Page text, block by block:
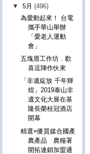
▼5月(496)
為愛動起來！ 台電
攜手華山舉辦
「愛老人運動
會」
五塊厝工作坊．歡
喜逗陣作伙來
「非遺綻放 千年輝
煌」2019泰山非
遺文化大展在基
隆長榮桂冠酒店
開幕
精選×優質媒合國產
農產品 農糧署
開拓連鎖加盟通